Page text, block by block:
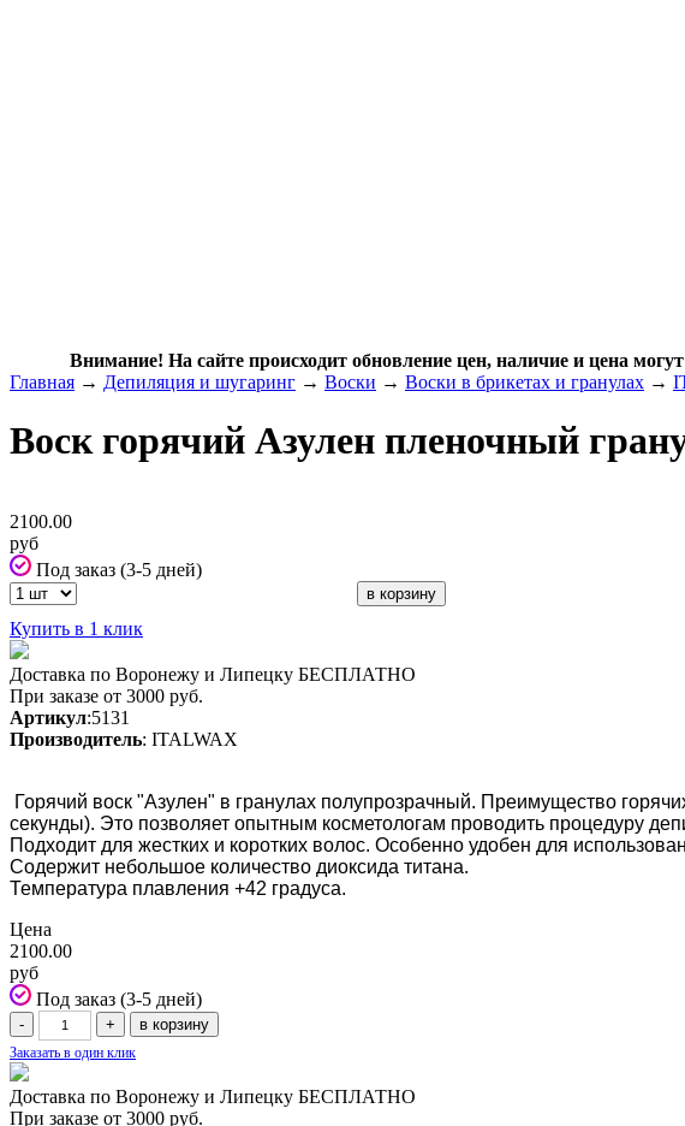
Внимание! На сайте происходит обновление цен, наличие и цена
Главная → Депиляция и шугаринг → Воски → Воски в брикетах и гранулах →
Воск горячий Азулен пленочный
2100.00
руб
Под заказ (3-5 дней)
Купить в 1 клик
Доставка по Воронежу и Липецку БЕСПЛАТНО
При заказе от 3000 руб.
Артикул:5131
Производитель: ITALWAX
Горячий воск "Азулен" в гранулах полупрозрачный. Преимущество
секунды). Это позволяет опытным косметологам проводить процедуру
Подходит для жестких и коротких волос. Особенно удобен для
Содержит небольшое количество диоксида титана.
Температура плавления +42 градуса.
Цена
2100.00
руб
Под заказ (3-5 дней)
Заказать в один клик
Доставка по Воронежу и Липецку БЕСПЛАТНО
При заказе от 3000 руб.